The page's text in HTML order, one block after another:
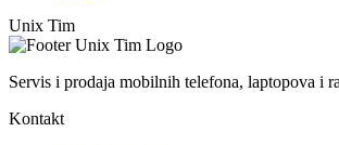
Unix Tim
Servis i prodaja mobilnih telefona, laptopova i
Kontakt